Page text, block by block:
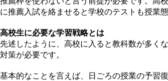
に推薦入試を絡ませると学校のテストも授業
高校生に必要な学習戦略とは
先述したように、高校に入ると教科数が多く
対策が必要です。
基本的なことを言えば、日ごろの授業の予習